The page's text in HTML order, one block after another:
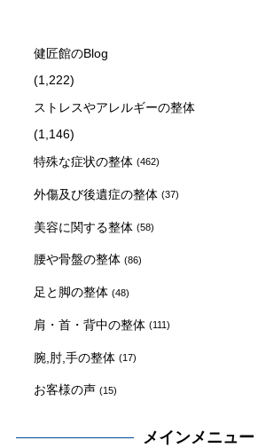
健匠館のBlog
(1,222)
ストレスやアレルギーの整体
(1,146)
特殊な症状の整体 (462)
外傷及び後遺症の整体 (37)
美容に関する整体 (58)
腰や骨盤の整体 (86)
足と脚の整体 (48)
肩・首・背中の整体 (111)
腕,肘,手の整体 (17)
お客様の声 (15)
メインメニュー